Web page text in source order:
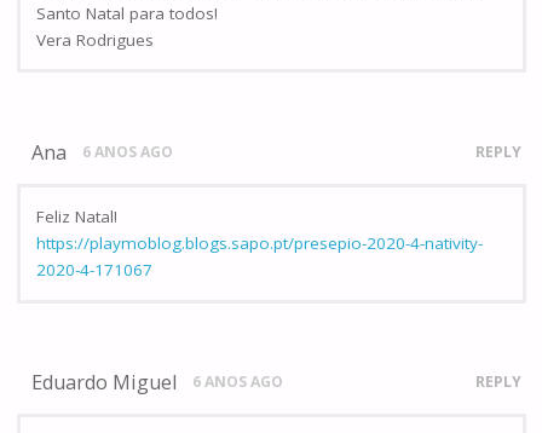
Santo Natal para todos!
Vera Rodrigues
Ana 6 ANOS AGO REPLY
Feliz Natal!
https://playmoblog.blogs.sapo.pt/presepio-2020-4-nativity-
2020-4-171067
Eduardo Miguel 6 ANOS AGO REPLY